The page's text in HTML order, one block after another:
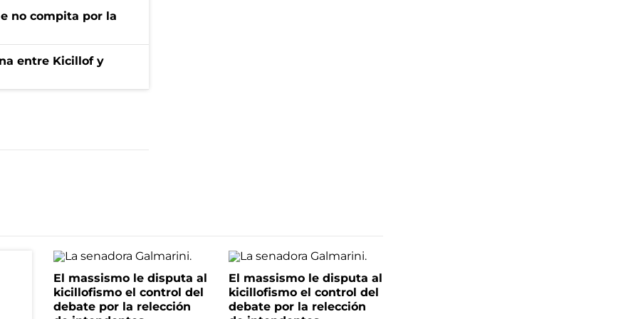
no compita por la
entre Kicillof y
El massismo le disputa al
kicillofismo el control del
debate por la relección
El massismo le disputa al
kicillofismo el control del
debate por la relección